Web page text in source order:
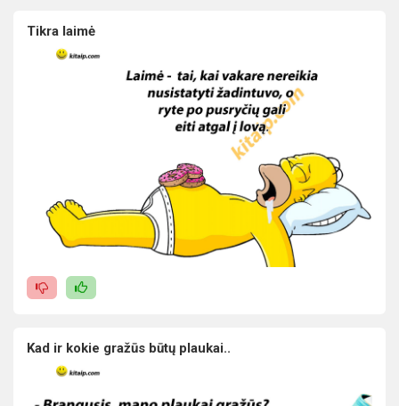
Tikra laimė
Kad ir kokie gražūs būtų plaukai..